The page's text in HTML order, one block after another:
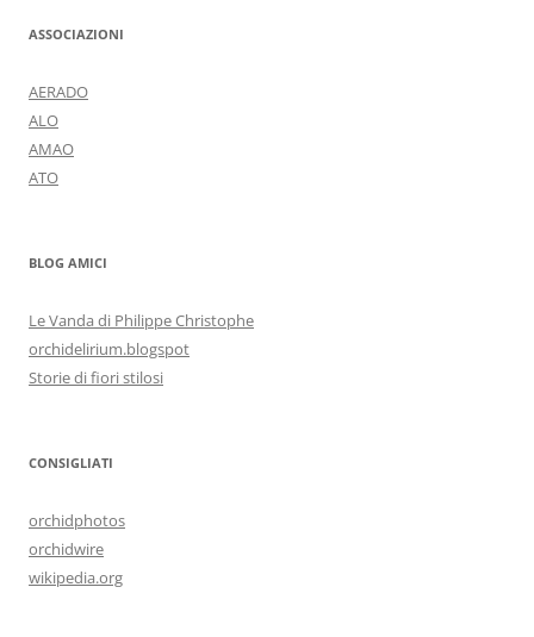
ASSOCIAZIONI
AERADO
ALO
AMAO
ATO
BLOG AMICI
Le Vanda di Philippe Christophe
orchidelirium.blogspot
Storie di fiori stilosi
CONSIGLIATI
orchidphotos
orchidwire
wikipedia.org